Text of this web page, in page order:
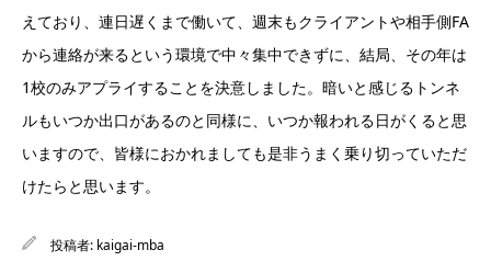
えており、連日遅くまで働いて、週末もクライアントや相手側FA
から連絡が来るという環境で中々集中できずに、結局、その年は
1校のみアプライすることを決意しました。暗いと感じるトンネ
ルもいつか出口があるのと同様に、いつか報われる日がくると思
いますので、皆様におかれましても是非うまく乗り切っていただ
けたらと思います。
投稿者: kaigai-mba